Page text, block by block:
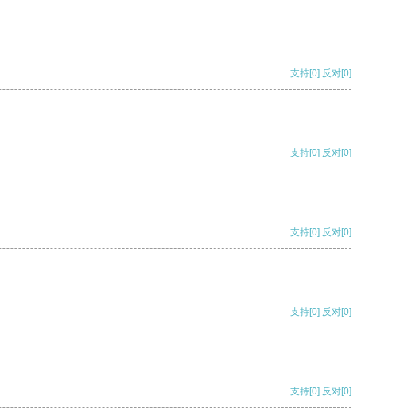
支持[0] 反对[0]
支持[0] 反对[0]
支持[0] 反对[0]
支持[0] 反对[0]
支持[0] 反对[0]